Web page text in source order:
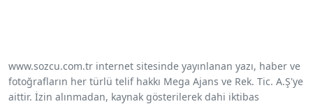
www.sozcu.com.tr internet sitesinde yayınlanan yazı, haber ve
fotoğrafların her türlü telif hakkı Mega Ajans ve Rek. Tic. A.Ş'ye
aittir. İzin alınmadan, kaynak gösterilerek dahi iktibas